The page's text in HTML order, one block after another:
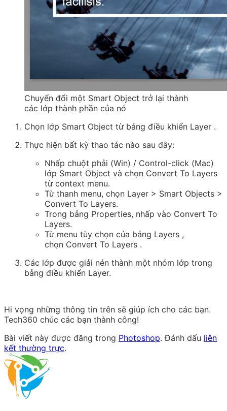
Chuyển đổi một Smart Object trở lại thành
các lớp thành phần của nó
Chọn lớp Smart Object từ bảng điều khiển Layer .
Thực hiện bất kỳ thao tác nào sau đây:
Nhấp chuột phải (Win) / Control-click (Mac)
lớp Smart Object và chọn Convert To Layers
từ context menu.
Từ thanh menu, chọn Layer > Smart Objects >
Convert To Layers.
Trong bảng Properties, nhấp vào Convert To
Layers.
Từ menu tùy chọn của bảng Layers ,
chọn Convert To Layers .
Các lớp được giải nén thành một nhóm lớp trong
bảng điều khiển Layer.
Hi vọng những thông tin trên sẽ giúp ích cho các bạn.
Tech360 chúc các bạn thành công!
Bài viết này được đăng trong Photoshop. Đánh dấu liên
kết thường trực.